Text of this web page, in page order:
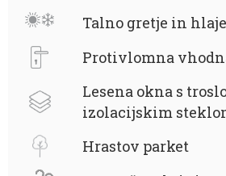
Talno gretje in
Protivlomna
Lesena okna s
izolacijskim
Hrastov parket